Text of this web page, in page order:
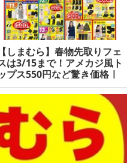
【しまむら】春物先取りフェ
は3/15まで！アメカジ風ト
プス550円など驚き価格 |
ネーの達人